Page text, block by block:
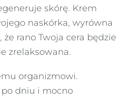
skórę. Krem
naskórka, wyrówna
rano Twoja cera będzie
zrelaksowana.
organizmowi.
dniu i mocno